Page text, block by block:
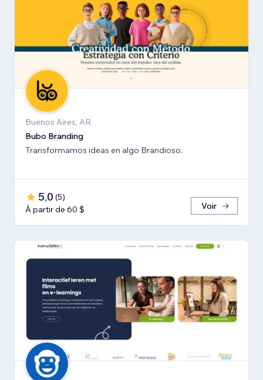
Buenos Aires, AR
Bubo Branding
Transformamos ideas en algo Brandioso.
5,0 (5)
À partir de 60 $
Voir